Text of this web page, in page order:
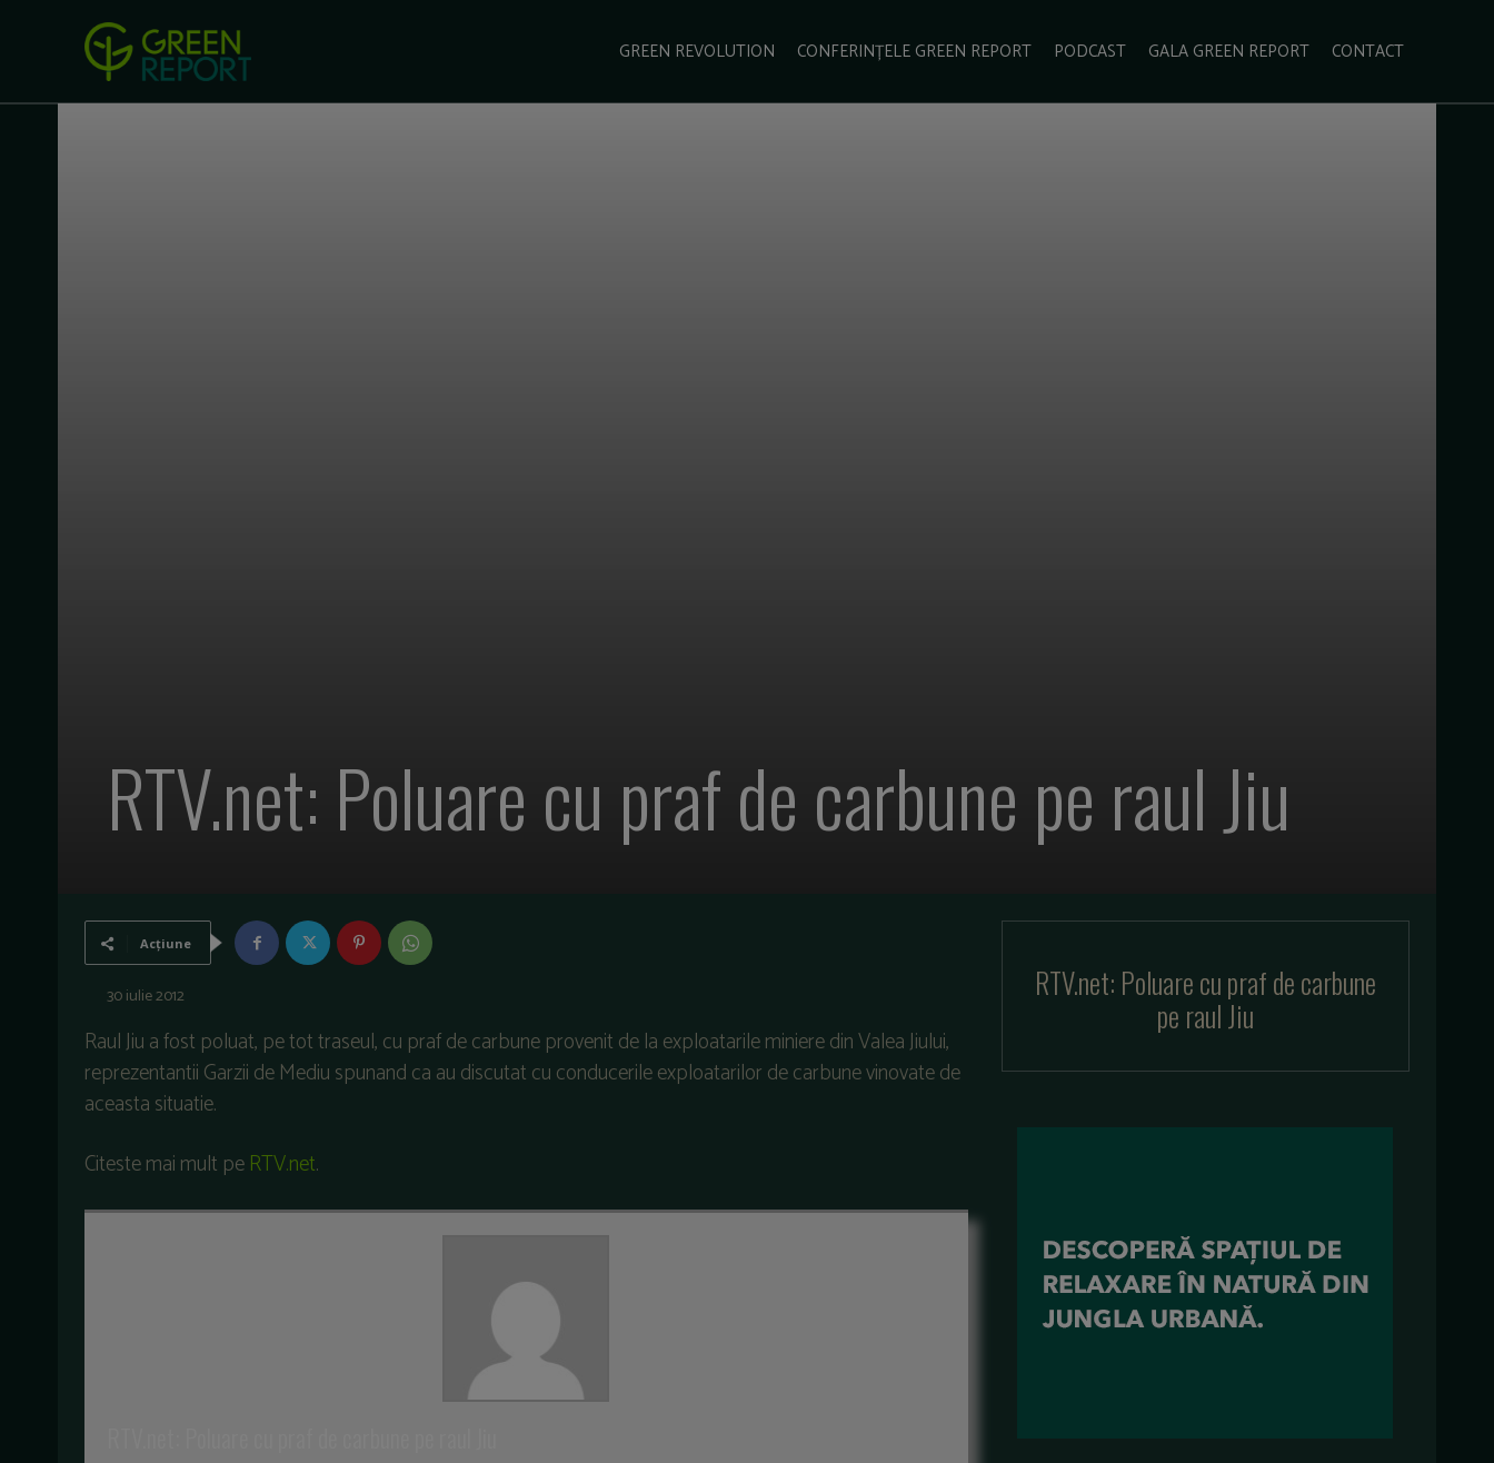
GREEN REVOLUTION CONFERINȚELE GREEN REPORT PODCAST GALA GREEN REPORT CONTACT
SCHIMBĂRI CLIMATICE
RTV.net: Poluare cu praf de carbune pe raul Jiu
Acțiune
30 iulie 2012
Raul Jiu a fost poluat, pe tot traseul, cu praf de carbune provenit de la exploatarile miniere din Valea Jiului,
reprezentantii Garzii de Mediu spunand ca au discutat cu conducerile exploatarilor de carbune vinovate de
aceasta situatie.
Citeste mai mult peRTV.net.
RTV.net: Poluare cu praf de carbune
pe raul Jiu